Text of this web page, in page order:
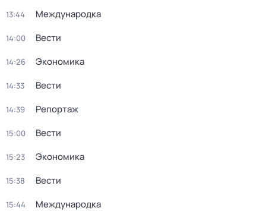
13:44 Международка
14:00 Вести
14:26 Экономика
14:33 Вести
14:39 Репортаж
15:00 Вести
15:23 Экономика
15:38 Вести
15:44 Международка